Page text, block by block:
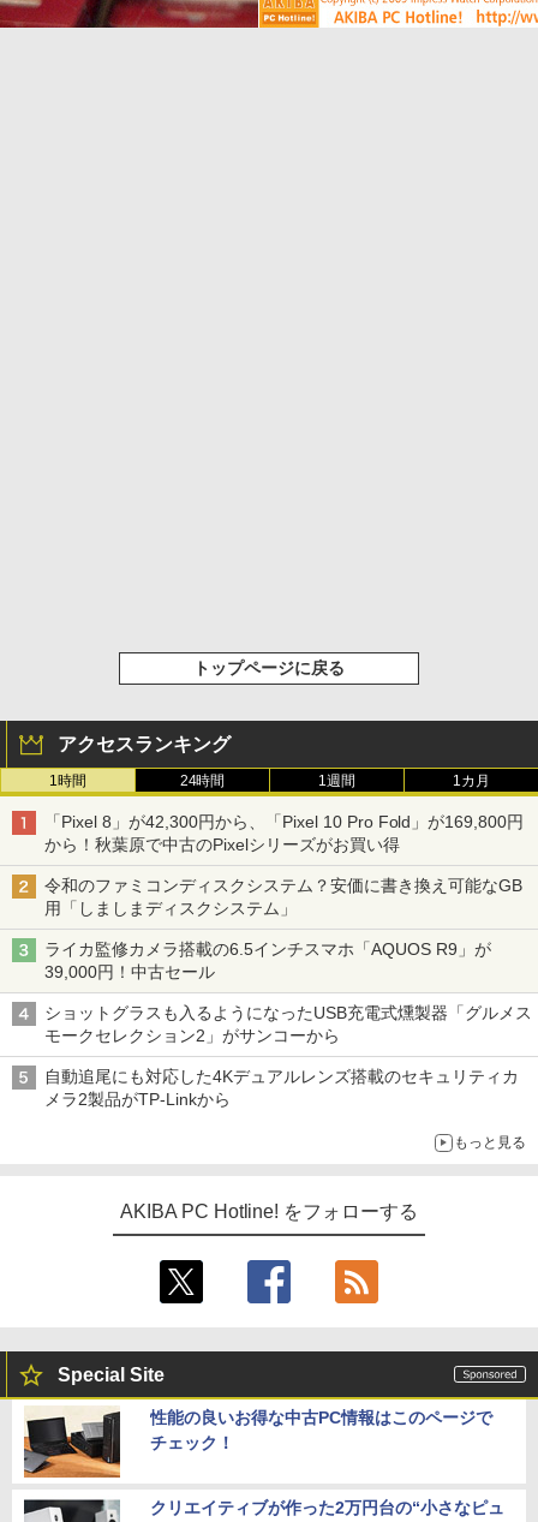
トップページに戻る
アクセスランキング
1時間 24時間 1週間 1カ月
「Pixel 8」が42,300円から、「Pixel 10 Pro Fold」が169,800円
から！秋葉原で中古のPixelシリーズがお買い得
令和のファミコンディスクシステム？安価に書き換え可能なGB
用「しましまディスクシステム」
ライカ監修カメラ搭載の6.5インチスマホ「AQUOS R9」が
39,000円！中古セール
ショットグラスも入るようになったUSB充電式燻製器「グルメス
モークセレクション2」がサンコーから
自動追尾にも対応した4Kデュアルレンズ搭載のセキュリティカ
メラ2製品がTP-Linkから
もっと見る
AKIBA PC Hotline! をフォローする
Special Site
性能の良いお得な中古PC情報はこのページで
チェック！
クリエイティブが作った2万円台の“小さなピュ